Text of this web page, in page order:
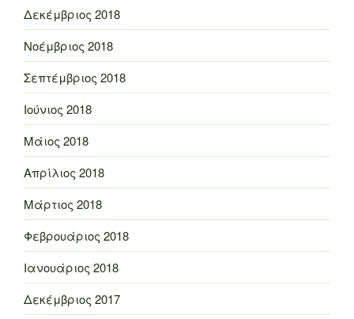
Δεκέμβριος 2018
Νοέμβριος 2018
Σεπτέμβριος 2018
Ιούνιος 2018
Μάιος 2018
Απρίλιος 2018
Μάρτιος 2018
Φεβρουάριος 2018
Ιανουάριος 2018
Δεκέμβριος 2017